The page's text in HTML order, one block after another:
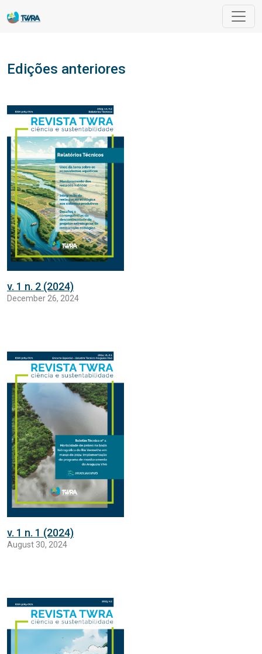
Edições anteriores
v. 1 n. 2 (2024)
December 26, 2024
v. 1 n. 1 (2024)
August 30, 2024